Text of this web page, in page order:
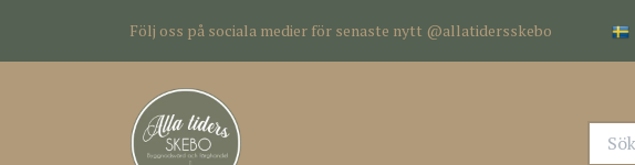
Följ oss på sociala medier för senaste nytt @allatidersskebo